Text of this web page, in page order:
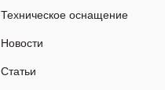
Техническое оснащение
Новости
Статьи